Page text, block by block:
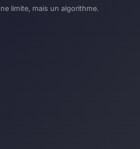
limite, mais un algorithme.